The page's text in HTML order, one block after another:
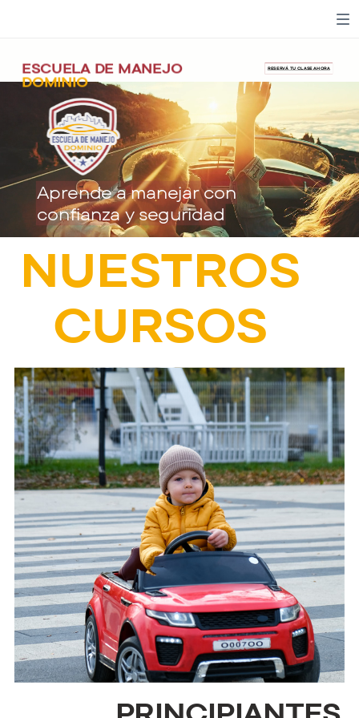
Aprende a manejar con
confianza y seguridad
ESCUELA DE MANEJO
DOMINIO
RESERVÁ TU CLASE AHORA
NUESTROS
CURSOS